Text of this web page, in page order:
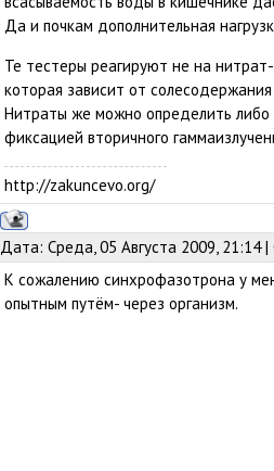
Да и почкам дополнительная
Те тестеры реагируют не на
которая зависит от
Нитраты же можно определить
фиксацией вторичного
http://zakuncevo.org/
Дата: Среда, 05 Августа 2009, 21:14
К сожалению синхрофазотрона у
опытным путём- через организм.